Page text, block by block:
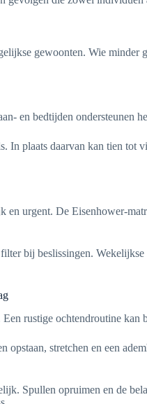
gewoonten. Wie
en bedtijden
In plaats daarvan kan tien
en urgent. De Eisenhower-
bij beslissingen.
rustige ochtendroutine
stretchen en een
Spullen opruimen en de